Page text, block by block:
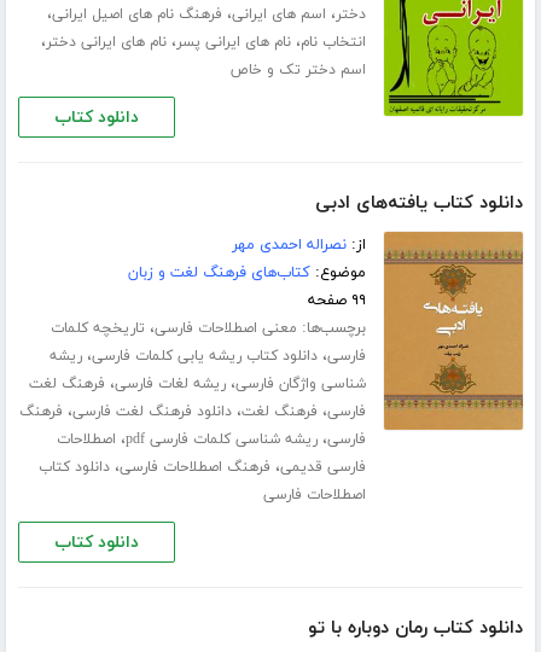
دختر، اسم های ایرانی، فرهنگ نام های اصیل ایرانی،
انتخاب نام،نام های ایرانی پسر،نام های ایرانی دختر،
اسم دختر تک و خاص
دانلود کتاب
دانلود کتاب یافته‌های ادبی
از:نصراله احمدی مهر
موضوع:کتاب‌های فرهنگ لغت و زبان
۹۹ صفحه
برچسب‌ها: معنی اصطلاحات فارسی، تاریخچه کلمات
فارسی،دانلود کتاب ریشه یابی کلمات فارسی،ریشه
شناسی واژگان فارسی،ریشه لغات فارسی، فرهنگ لغت
فارسی، فرهنگ لغت،دانلود فرهنگ لغت فارسی، فرهنگ
فارسی،ریشه شناسی کلمات فارسی pdf ، اصطلاحات
فارسی قدیمی، فرهنگ اصطلاحات فارسی،دانلود کتاب
اصطلاحات فارسی
دانلود کتاب
دانلود کتاب رمان دوباره با تو